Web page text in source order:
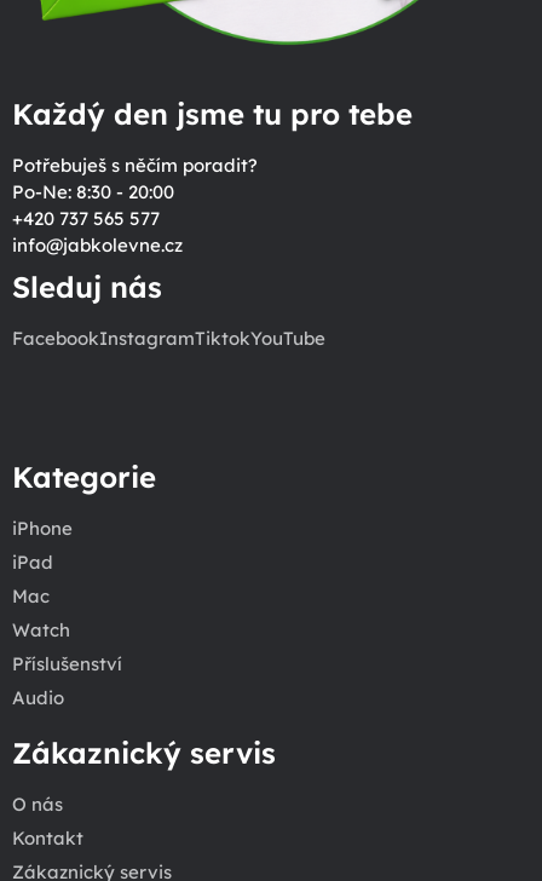
Každý den jsme tu pro tebe
Potřebuješ s něčím poradit?
Po-Ne: 8:30 - 20:00
+420 737 565 577
info@jabkolevne.cz
Sleduj nás
FacebookInstagramTiktokYouTube
Kategorie
iPhone
iPad
Mac
Watch
Příslušenství
Audio
Zákaznický servis
O nás
Kontakt
Zákaznický servis